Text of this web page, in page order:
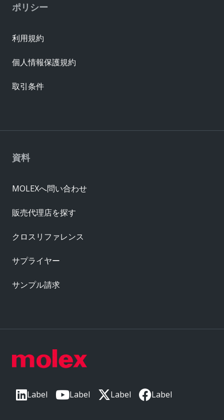
Label Label Label Label
資料
MOLEXへ問い合わせ
販売代理店を探す
クロスリファレンス
サプライヤー
サンプル請求
ポリシー
利用規約
個人情報保護規約
取引条件